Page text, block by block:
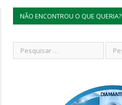
NÃO ENCONTROU O QUE QUERIA?